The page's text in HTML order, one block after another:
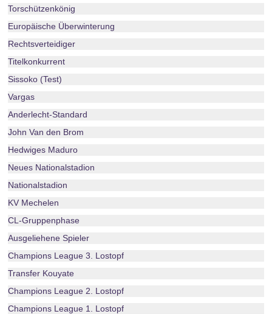
Torschützenkönig
Europäische Überwinterung
Rechtsverteidiger
Titelkonkurrent
Sissoko (Test)
Vargas
Anderlecht-Standard
John Van den Brom
Hedwiges Maduro
Neues Nationalstadion
Nationalstadion
KV Mechelen
CL-Gruppenphase
Ausgeliehene Spieler
Champions League 3. Lostopf
Transfer Kouyate
Champions League 2. Lostopf
Champions League 1. Lostopf